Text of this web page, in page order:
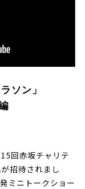
ソン」
回赤坂チャリテ
招待されまし
ミニトークショー